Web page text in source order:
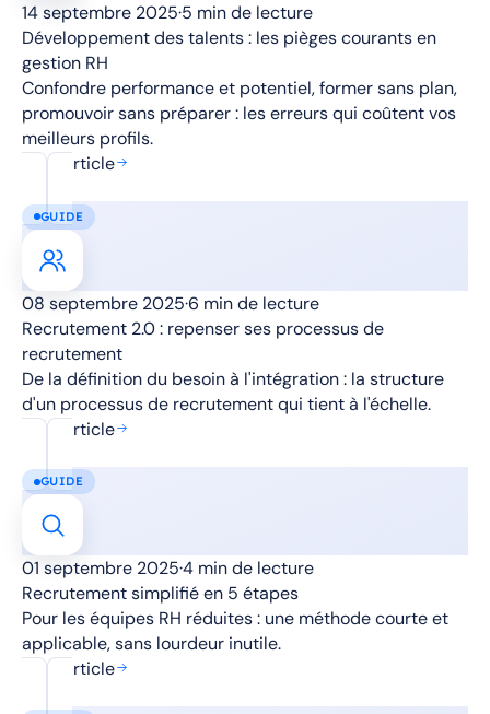
14 septembre 2025·5 min de lecture
Développement des talents : les pièges courants en
gestion RH
Confondre performance et potentiel, former sans plan,
promouvoir sans préparer : les erreurs qui coûtent vos
meilleurs profils.
Lire l'article
GUIDE
08 septembre 2025·6 min de lecture
Recrutement 2.0 : repenser ses processus de
recrutement
De la définition du besoin à l'intégration : la structure
d'un processus de recrutement qui tient à l'échelle.
Lire l'article
GUIDE
01 septembre 2025·4 min de lecture
Recrutement simplifié en 5 étapes
Pour les équipes RH réduites : une méthode courte et
applicable, sans lourdeur inutile.
Lire l'article